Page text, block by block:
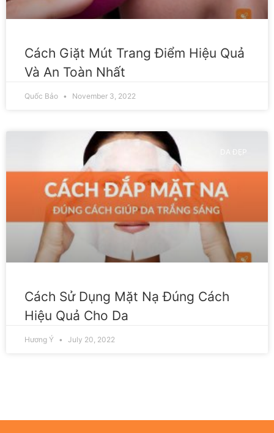
Cách Giặt Mút Trang Điểm Hiệu Quả
Và An Toàn Nhất
Quốc Bảo November 3, 2022
DA ĐẸP
Cách Sử Dụng Mặt Nạ Đúng Cách
Hiệu Quả Cho Da
Hương Ý July 20, 2022